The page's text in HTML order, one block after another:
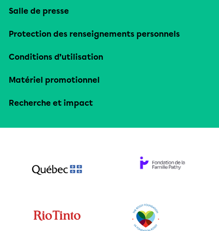
Salle de presse
Protection des renseignements personnels
Conditions d’utilisation
Matériel promotionnel
Recherche et impact